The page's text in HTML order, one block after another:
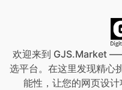
欢迎来到 GJS.Market
选平台。在这里发现精心
能性，让您的网页设